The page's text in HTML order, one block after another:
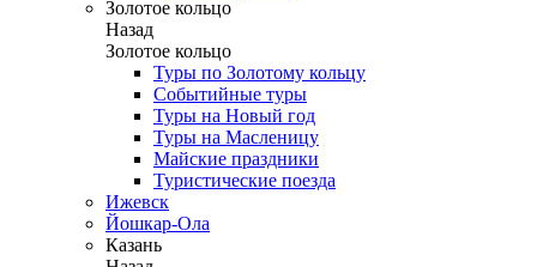
Золотое кольцо
Назад
Золотое кольцо
Туры по Золотому кольцу
Событийные туры
Туры на Новый год
Туры на Масленицу
Майские праздники
Туристические поезда
Ижевск
Йошкар-Ола
Казань